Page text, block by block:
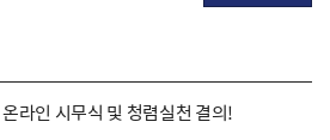
라인 시무식 및 청렴실천 결의!